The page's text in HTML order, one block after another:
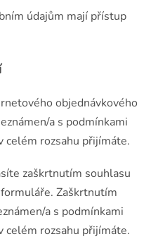
údajům mají přístup
objednávkového
a s podmínkami
celém rozsahu přijímáte.
zaškrtnutím souhlasu
Zaškrtnutím
a s podmínkami
celém rozsahu přijímáte.